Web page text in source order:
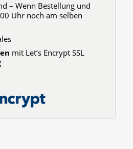
– Wenn Bestellung und
Uhr noch am selben
mit Let’s Encrypt SSL